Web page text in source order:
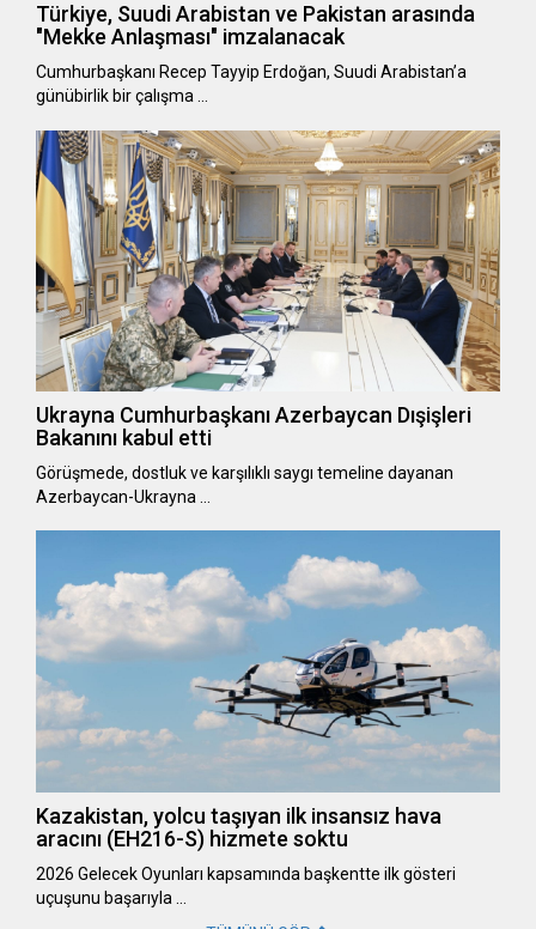
Türkiye, Suudi Arabistan ve Pakistan arasında
"Mekke Anlaşması" imzalanacak
Cumhurbaşkanı Recep Tayyip Erdoğan, Suudi Arabistan’a
günübirlik bir çalışma …
Ukrayna Cumhurbaşkanı Azerbaycan Dışişleri
Bakanını kabul etti
Görüşmede, dostluk ve karşılıklı saygı temeline dayanan
Azerbaycan-Ukrayna …
Kazakistan, yolcu taşıyan ilk insansız hava
aracını (EH216-S) hizmete soktu
2026 Gelecek Oyunları kapsamında başkentte ilk gösteri
uçuşunu başarıyla …